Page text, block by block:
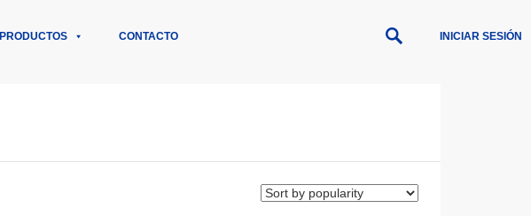
PRODUCTOS CONTACTO INICIAR SESIÓN